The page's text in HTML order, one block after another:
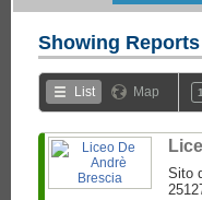
Showing
List Map 1
Sito